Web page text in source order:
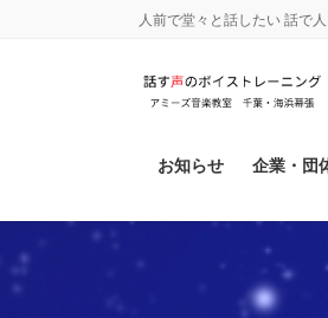
動
人前で堂々と話したい 話で
お知らせ 企業・団